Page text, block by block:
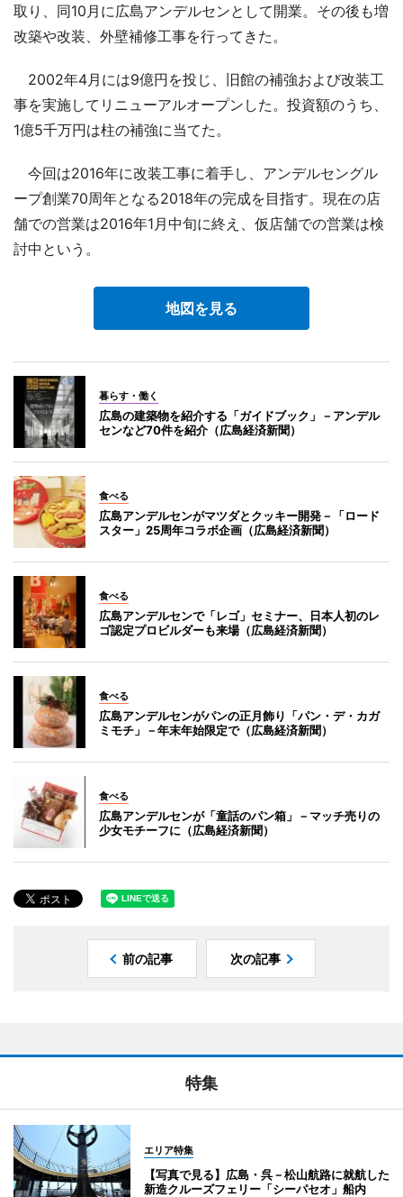
取り、同10月に広島アンデルセンとして開業。その後も増
改築や改装、外壁補修工事を行ってきた。
2002年4月には9億円を投じ、旧館の補強および改装工
事を実施してリニューアルオープンした。投資額のうち、
1億5千万円は柱の補強に当てた。
今回は2016年に改装工事に着手し、アンデルセングル
ープ創業70周年となる2018年の完成を目指す。現在の店
舗での営業は2016年1月中旬に終え、仮店舗での営業は検
討中という。
地図を見る
暮らす・働く
広島の建築物を紹介する「ガイドブック」－アンデル
センなど70件を紹介（広島経済新聞）
食べる
広島アンデルセンがマツダとクッキー開発－「ロード
スター」25周年コラボ企画（広島経済新聞）
食べる
広島アンデルセンで「レゴ」セミナー、日本人初のレ
ゴ認定プロビルダーも来場（広島経済新聞）
食べる
広島アンデルセンがパンの正月飾り「パン・デ・カガ
ミモチ」－年末年始限定で（広島経済新聞）
食べる
広島アンデルセンが「童話のパン箱」－マッチ売りの
少女モチーフに（広島経済新聞）
前の記事 次の記事
特集
エリア特集
【写真で見る】広島・呉－松山航路に就航した
新造クルーズフェリー「シーパセオ」船内